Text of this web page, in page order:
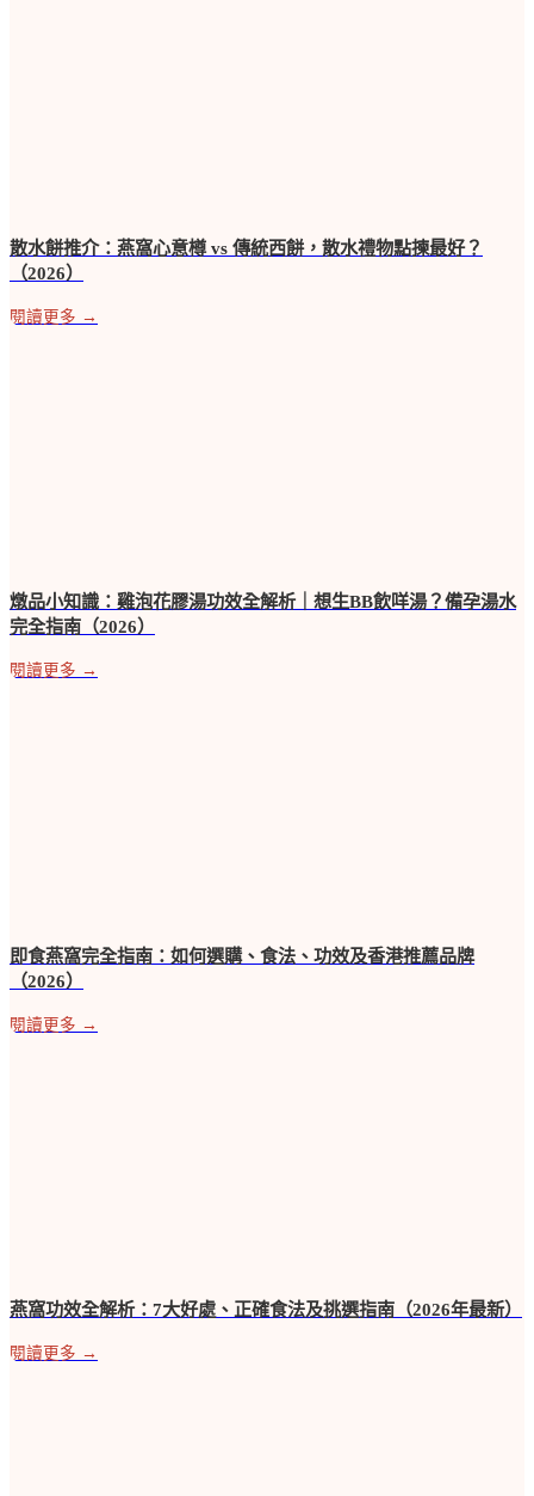
散水餅推介：燕窩心意樽 vs 傳統西餅，散水禮物點揀最好？
（2026）
閱讀更多 →
燉品小知識：雞泡花膠湯功效全解析｜想生BB飲咩湯？備孕湯水
完全指南（2026）
閱讀更多 →
即食燕窩完全指南：如何選購、食法、功效及香港推薦品牌
（2026）
閱讀更多 →
燕窩功效全解析：7大好處、正確食法及挑選指南（2026年最新）
閱讀更多 →